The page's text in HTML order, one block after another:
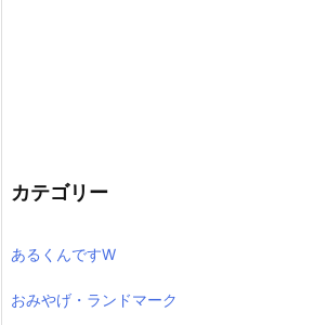
カテゴリー
あるくんですW
おみやげ・ランドマーク